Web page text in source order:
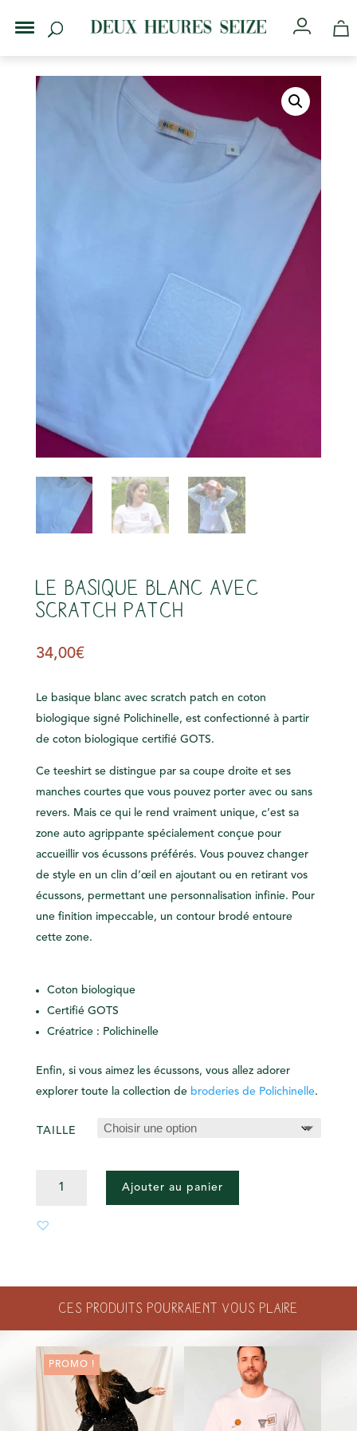
Le basique blanc avec
scratch patch
34,00€
Le basique blanc avec scratch patch en coton
biologique signé Polichinelle, est confectionné à partir
de coton biologique certifié GOTS.
Ce teeshirt se distingue par sa coupe droite et ses
manches courtes que vous pouvez porter avec ou sans
revers. Mais ce qui le rend vraiment unique, c’est sa
zone auto agrippante spécialement conçue pour
accueillir vos écussons préférés. Vous pouvez changer
de style en un clin d’œil en ajoutant ou en retirant vos
écussons, permettant une personnalisation infinie. Pour
une finition impeccable, un contour brodé entoure
cette zone.
Coton biologique
Certifié GOTS
Créatrice : Polichinelle
Enfin, si vous aimez les écussons, vous allez adorer
explorer toute la collection de broderies de Polichinelle.
TAILLE
BASIQUE
SCRATCH
PATCH
Ajouter au panier
Ces produits pourraient vous plaire
PROMO !